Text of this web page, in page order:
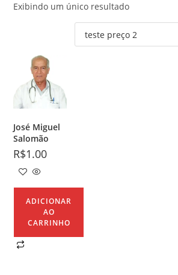
Exibindo um único resultado
José Miguel
Salomão
R$1.00
ADICIONAR
AO
CARRINHO